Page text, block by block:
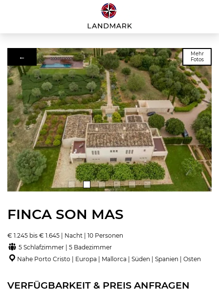
←
Mehr
Fotos
FINCA SON MAS
€ 1.245 bis € 1.645 | Nacht | 10 Personen
5 Schlafzimmer | 5 Badezimmer
Nahe Porto Cristo | Europa | Mallorca | Süden | Spanien | Osten
VERFÜGBARKEIT & PREIS ANFRAGEN